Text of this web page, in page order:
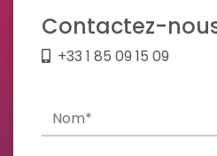
Contactez-
+33 1 85 09 15 09